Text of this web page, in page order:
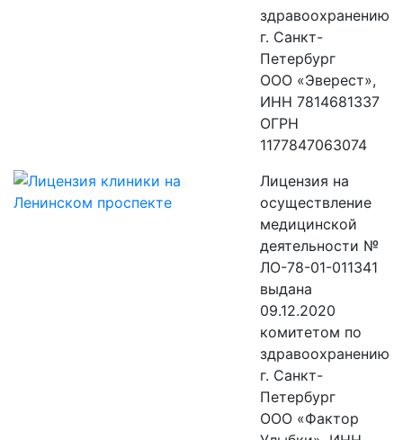
здравоохранению
г. Санкт-
Петербург
ООО «Эверест»,
ИНН 7814681337
ОГРН
1177847063074
Лицензия на
осуществление
медицинской
деятельности №
ЛО-78-01-011341
выдана
09.12.2020
комитетом по
здравоохранению
г. Санкт-
Петербург
ООО «Фактор